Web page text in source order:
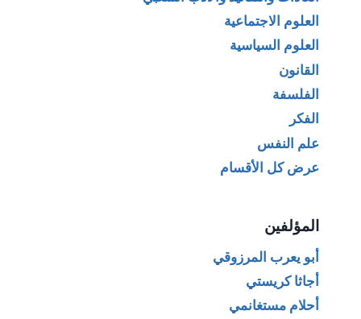
العلوم الاجتماعية
العلوم السياسية
القانون
الفلسفة
الفكر
علم النفس
عرض كل الأقسام
المؤلفين
أبو يعرب المرزوقي
أجاثا كريستي
أحلام مستغانمي